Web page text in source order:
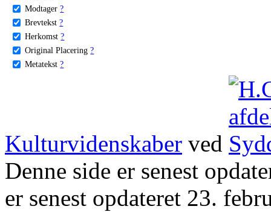
Modtager ?
Brevtekst ?
Herkomst ?
Original Placering ?
Metatekst ?
Kulturvidenskaber ved
Denne side er senest
er senest opdateret 23.